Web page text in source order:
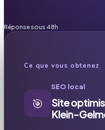
Réponse sous 48h
Ce que vous obtenez
🎯
SEO local
Site
Klein-